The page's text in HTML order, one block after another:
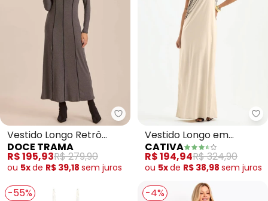
Doce Trama - Vestido Longo
Vestido Longo Retrô
Glam em Ribana (Cinza)
DOCE TRAMA
R$ 195,93R$ 279,90
ou 5xde R$ 39,18 sem juros
Vestido Longo em
Viscose (Bege)
CATIVA
R$ 194,94R$ 324,90
ou 5xde R$ 38,98 sem juros
-55% -4%